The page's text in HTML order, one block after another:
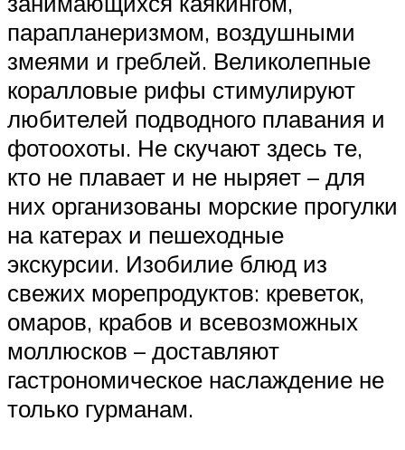
парапланеризмом, воздушными
змеями и греблей. Великолепные
коралловые рифы стимулируют
любителей подводного плавания и
фотоохоты. Не скучают здесь те,
кто не плавает и не ныряет – для
них организованы морские прогулки
на катерах и пешеходные
экскурсии. Изобилие блюд из
свежих морепродуктов: креветок,
омаров, крабов и всевозможных
моллюсков – доставляют
гастрономическое наслаждение не
только гурманам.